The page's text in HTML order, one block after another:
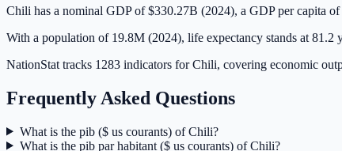
Chili has a nominal GDP of $330.27B (2024), a GDP per capita
With a population of 19.8M (2024), life expectancy stands at
NationStat tracks 1283 indicators for Chili, covering economic
Frequently Asked Questions
What is the pib ($ us courants) of Chili?
What is the pib par habitant ($ us courants) of Chili?